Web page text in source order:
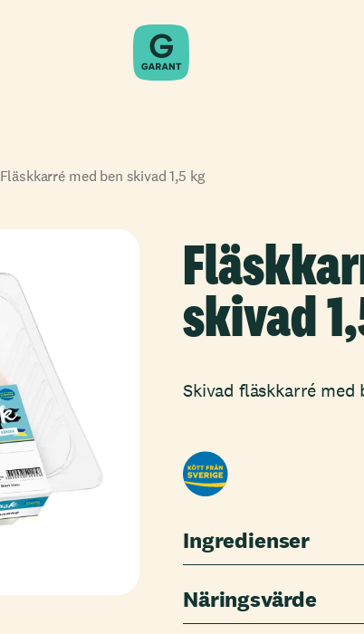
Fläskkarré med ben skivad 1,5 kg
skivad
Skivad fläskkarré med
Ingredienser
Näringsvärde